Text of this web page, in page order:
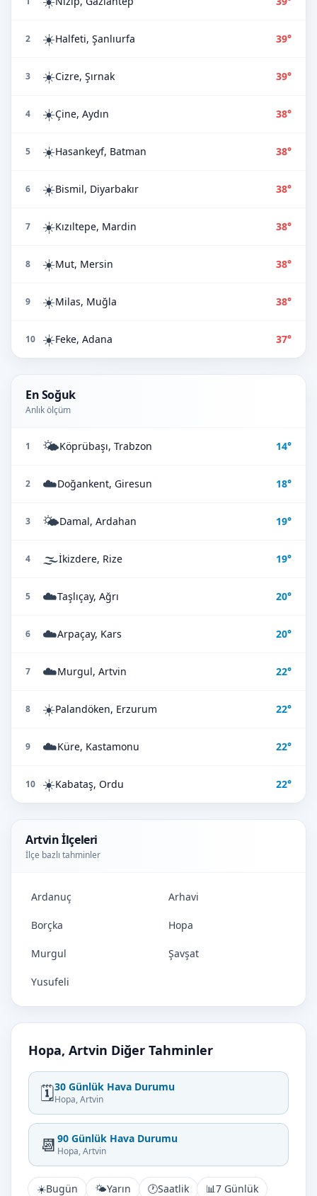
2 ☀️Halfeti, Şanlıurfa 39°
3 ☀️Cizre, Şırnak 39°
4 ☀️Çine, Aydın 38°
5 ☀️Hasankeyf, Batman 38°
6 ☀️Bismil, Diyarbakır 38°
7 ☀️Kızıltepe, Mardin 38°
8 ☀️Mut, Mersin 38°
9 ☀️Milas, Muğla 38°
10 ☀️Feke, Adana 37°
En Soğuk
Anlık ölçüm
1 🌤️Köprübaşı, Trabzon 14°
2 ☁️Doğankent, Giresun 18°
3 🌤️Damal, Ardahan 19°
4 🌫️İkizdere, Rize 19°
5 ☁️Taşlıçay, Ağrı 20°
6 ☁️Arpaçay, Kars 20°
7 ☁️Murgul, Artvin 22°
8 ☀️Palandöken, Erzurum 22°
9 ☁️Küre, Kastamonu 22°
10 ☀️Kabataş, Ordu 22°
Artvin İlçeleri
İlçe bazlı tahminler
Ardanuç Arhavi
Borçka Hopa
Murgul Şavşat
Yusufeli
Hopa, Artvin Diğer Tahminler
🗓️30 Günlük Hava Durumu
Hopa, Artvin
📆 90 Günlük Hava Durumu
Hopa, Artvin
☀️Bugün 🌤️Yarın 🕐Saatlik 📊7 Günlük